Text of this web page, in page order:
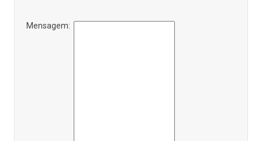
Mensagem: